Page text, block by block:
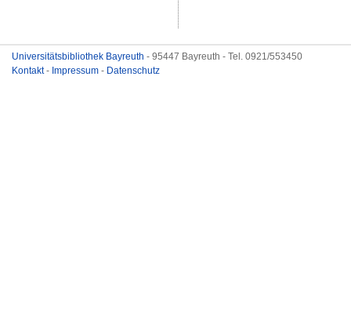
Universitätsbibliothek Bayreuth - 95447 Bayreuth - Tel. 0921/553450
Kontakt- Impressum - Datenschutz